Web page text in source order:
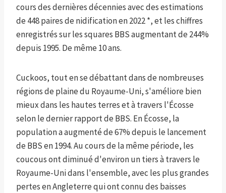
cours des dernières décennies avec des estimations
de 448 paires de nidification en 2022 *, et les chiffres
enregistrés sur les squares BBS augmentant de 244%
depuis 1995. De même 10 ans.
Cuckoos, tout en se débattant dans de nombreuses
régions de plaine du Royaume-Uni, s'améliore bien
mieux dans les hautes terres et à travers l'Écosse
selon le dernier rapport de BBS. En Écosse, la
population a augmenté de 67% depuis le lancement
de BBS en 1994. Au cours de la même période, les
coucous ont diminué d'environ un tiers à travers le
Royaume-Uni dans l'ensemble, avec les plus grandes
pertes en Angleterre qui ont connu des baisses